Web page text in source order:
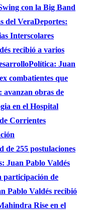
con la Big Band
del VeraDeportes:
Interscolares
recibió a varios
Política: Juan
combatientes que
avanzan obras de
en el Hospital
Corrientes
de 255 postulaciones
Juan Pablo Valdés
participación de
Pablo Valdés recibió
Rise en el